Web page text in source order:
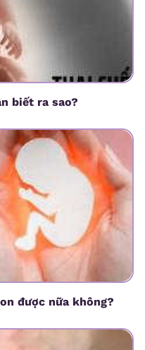
biết ra sao?
được nữa không?